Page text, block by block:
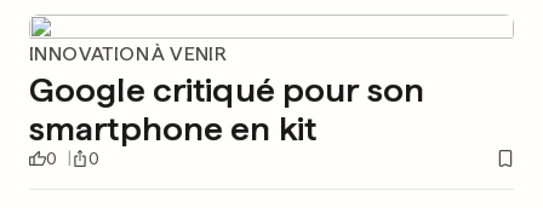
INNOVATION À VENIR
Google critiqué pour son
smartphone en kit
0 0